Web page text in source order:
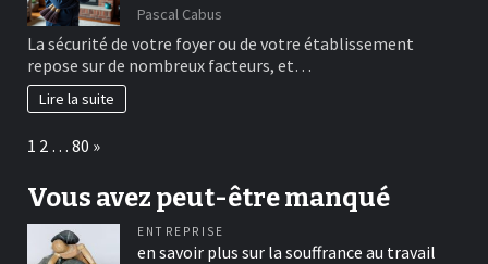
Pascal Cabus
La sécurité de votre foyer ou de votre établissement
repose sur de nombreux facteurs, et…
Lire la suite
Page:
1 2 … 80 Next
»
Vous avez peut-être manqué
ENTREPRISE
en savoir plus sur la souffrance au travail